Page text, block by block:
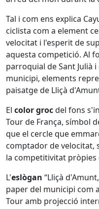
Tal i com ens explica
ciclista com a element
velocitat i l'esperit de
aquesta competició. Al
parroquial de Sant Julià
municipi, elements
paisatge de Lliçà
El color grocdel fons
Tour de França, símbol
que el cercle que
comptador de velocitat,
la competitivitat pròpies
L'eslògan “Lliçà
paper del municipi com
Tour amb projecció